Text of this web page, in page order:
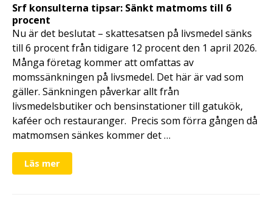
Srf konsulterna tipsar: Sänkt matmoms till 6
procent
Nu är det beslutat – skattesatsen på livsmedel sänks
till 6 procent från tidigare 12 procent den 1 april 2026.
Många företag kommer att omfattas av
momssänkningen på livsmedel. Det här är vad som
gäller. Sänkningen påverkar allt från
livsmedelsbutiker och bensinstationer till gatukök,
kaféer och restauranger. Precis som förra gången då
matmomsen sänkes kommer det …
Läs mer